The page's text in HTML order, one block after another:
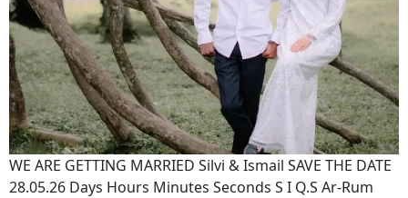
WE ARE GETTING MARRIED Silvi & Ismail SAVE THE DATE
28.05.26 Days Hours Minutes Seconds S I Q.S Ar-Rum